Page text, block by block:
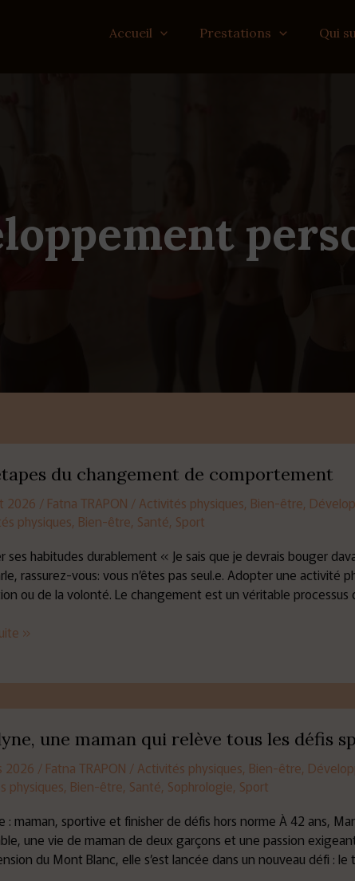
Accueil Prestations Qui
du changement de comportement
2026 / Fatna TRAPON / Activités physiques, Bien-être,
physiques, Bien-être, Santé, Sport
ses habitudes durablement « Je sais que je devrais bouger
rassurez-vous: vous n’êtes pas seul.e. Adopter une activité
ou de la volonté. Le changement est un véritable
»
une maman qui relève tous les défis
2026 / Fatna TRAPON / Activités physiques, Bien-être,
physiques, Bien-être, Santé, Sophrologie, Sport
: maman, sportive et finisher de défis hors norme À 42 ans,
une vie de maman de deux garçons et une passion
du Mont Blanc, elle s’est lancée dans un nouveau défi :